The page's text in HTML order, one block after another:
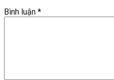
Bình luận *